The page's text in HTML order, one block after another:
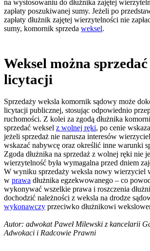
na wystosowaniu do dłużnika zajętej
zapłaty poszukiwanej sumy. Jeżeli po
zapłaty dłużnik zajętej wierzytelności nie
sumy, komornik sprzeda weksel.
Weksel można
licytacji
Sprzedaży weksla komornik sądowy może
licytacji publicznej, stosując odpowiednio
ruchomości. Z kolei za zgodą dłużnika
sprzedać weksel z wolnej ręki, po cenie
jeżeli sprzedaż nie narusza interesów
wskazać nabywcę oraz określić inne warunki
Zgoda dłużnika na sprzedaż z wolnej ręki nie
wierzytelność była wymagalna przed dniem
W wyniku sprzedaży weksla nowy wierzyciel
w prawa dłużnika egzekwowanego – co
wykonywać wszelkie prawa i roszczenia
dochodzić należności z weksla na drodze
wykonawczy przeciwko dłużnikowi
Autor: adwokat Paweł Milewski z kancelarii
Adwokaci i Radcowie Prawni